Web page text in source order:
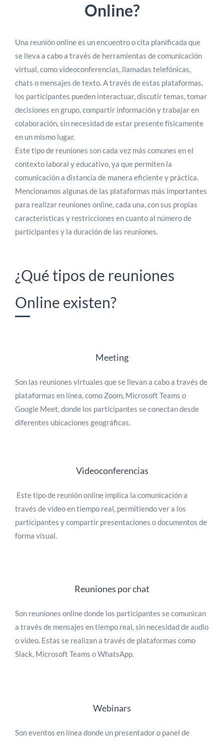
Online?
Una reunión online es un encuentro o cita planificada que
se lleva a cabo a través de herramientas de comunicación
virtual, como videoconferencias, llamadas telefónicas,
chats o mensajes de texto. A través de estas plataformas,
los participantes pueden interactuar, discutir temas, tomar
decisiones en grupo, compartir información y trabajar en
colaboración, sin necesidad de estar presente físicamente
en un mismo lugar.
Este tipo de reuniones son cada vez más comunes en el
contexto laboral y educativo, ya que permiten la
comunicación a distancia de manera eficiente y práctica.
Mencionamos algunas de las plataformas más importantes
para realizar reuniones online, cada una, con sus propias
características y restricciones en cuanto al número de
participantes y la duración de las reuniones.
¿Qué tipos de reuniones
Online existen?
Meeting
Son las reuniones virtuales que se llevan a cabo a través de
plataformas en línea, como Zoom, Microsoft Teams o
Google Meet, donde los participantes se conectan desde
diferentes ubicaciones geográficas.
Videoconferencias
Este tipo de reunión online implica la comunicación a
través de video en tiempo real, permitiendo ver a los
participantes y compartir presentaciones o documentos de
forma visual.
Reuniones por chat
Son reuniones online donde los participantes se comunican
a través de mensajes en tiempo real, sin necesidad de audio
o video. Estas se realizan a través de plataformas como
Slack, Microsoft Teams o WhatsApp.
Webinars
Son eventos en línea donde un presentador o panel de